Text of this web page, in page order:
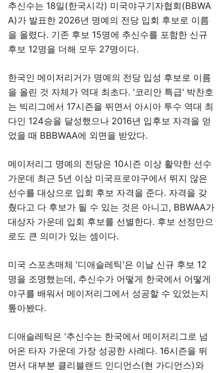
추신수는 18일(한국시각) 미국야구기자협회(BBWA
A)가 발표한 2026년 명예의 전당 입회 후보로 이름
을 올렸다. 기존 후보 15명에 추신수를 포함한 신규
후보 12명을 더해 모두 27명이다.
한국인 메이저리거가 명예의 전당 입성 후보로 이름
을 올린 것 자체가 역대 최초다. '코리안 특급' 박찬호
는 빅리그에서 17시즌을 뛰면서 아시아 투수 역대 최
다인 124승을 달성했으나 2016년 입후보 자격을 얻
었을 때 BBBWAA에 외면을 받았다.
메이저리그 명예의 전당은 10시즌 이상 활약한 선수
가운데 최근 5년 이상 미국프로야구에서 뛰지 않은
선수를 대상으로 입회 후보 자격을 준다. 자격을 갖
췄다고 다 후보가 될 수 있는 것은 아니고, BBWAA가
대상자 가운데 입회 후보를 선별한다. 후보 선정만으
로도 큰 의미가 있는 셈이다.
미국 스포츠매체 '디애슬레틱'은 이날 신규 후보 12
명을 조명했는데, 추신수가 어떻게 한국에서 어떻게
야구를 배워서 메이저리그에서 성공할 수 있었는지
톺아봤다.
디애슬레틱은 '추신수는 한국에서 메이저리그로 넘
어온 타자 가운데 가장 성공한 사례다. 16시즌을 뛰
면서 대부분 클리블랜드 인디언스(현 가디언스)와